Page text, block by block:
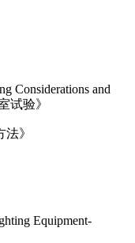
Considerations and
试验》
》
Equipment-